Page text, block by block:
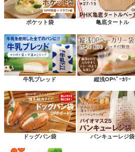
ポケット袋 亀底タートル
牛乳ブレッド 縦浅OPﾍﾞｰｶﾘｰ
ドッグパン袋 パンキューレジ袋